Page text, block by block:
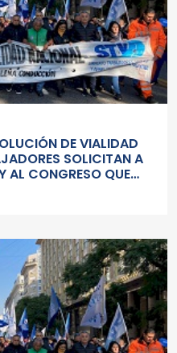
DE VIALIDAD
SOLICITAN A
AL CONGRESO QUE